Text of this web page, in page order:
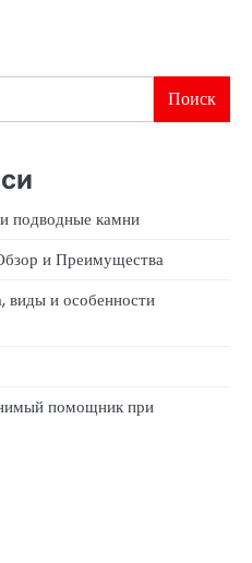
Поиск
подводные камни
и Преимущества
виды и особенности
помощник при